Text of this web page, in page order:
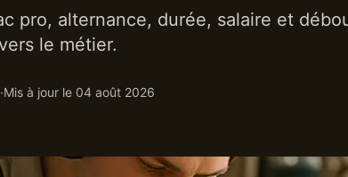
pro, alternance, durée, salaire et
le métier.
·Mis à jour le 04 août 2026